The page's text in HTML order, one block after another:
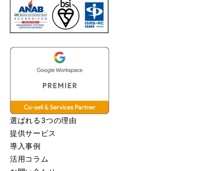
選ばれる3つの理由
提供サービス
導入事例
活用コラム